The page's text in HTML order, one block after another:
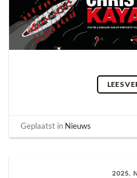
LEES
Geplaatst in Nieuws
2025,